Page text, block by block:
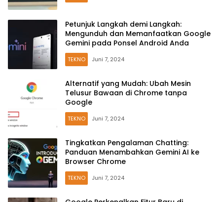
Petunjuk Langkah demi Langkah:
Mengunduh dan Memanfaatkan Google
Gemini pada Ponsel Android Anda
TEKNO Juni 7, 2024
Alternatif yang Mudah: Ubah Mesin
Telusur Bawaan di Chrome tanpa
Google
TEKNO Juni 7, 2024
Tingkatkan Pengalaman Chatting:
Panduan Menambahkan Gemini AI ke
Browser Chrome
TEKNO Juni 7, 2024